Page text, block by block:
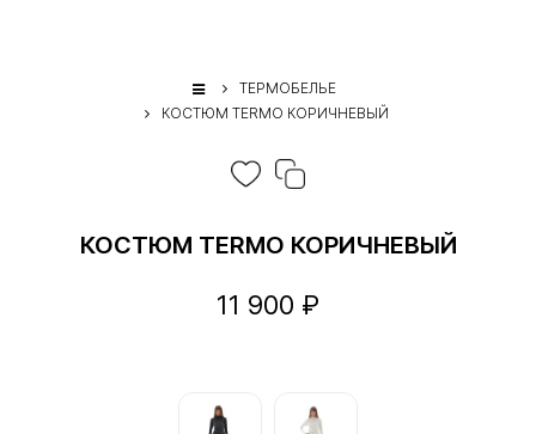
ТЕРМОБЕЛЬЕ
КОСТЮМ TERMO КОРИЧНЕВЫЙ
КОСТЮМ TERMO КОРИЧНЕВЫЙ
11 900 ₽